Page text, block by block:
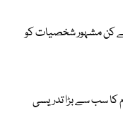
نے کن مشہور شخصیات کو
کا سب سے بڑا تدریسی